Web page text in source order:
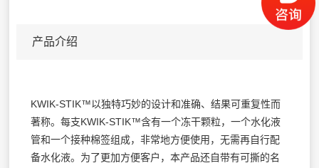
产品介绍
KWIK-STIK™以独特巧妙的设计和准确、结果可重复性而
著称。每支KWIK-STIK™含有一个冻干颗粒，一个水化液
管和一个接种棉签组成，非常地方便使用，无需再自行配
备水化液。为了更加方便客户，本产品还自带有可撕的名